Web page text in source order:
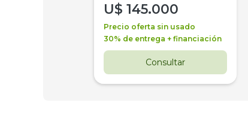
U$ 145.000
Precio oferta sin usado
30% de entrega + financiación
Consultar